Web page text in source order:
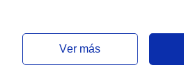
ver más